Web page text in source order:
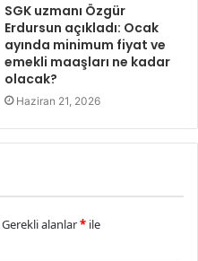
SGK uzmanı Özgür
Erdursun açıkladı: Ocak
ayında minimum fiyat ve
emekli maaşları ne kadar
olacak?
Haziran 21, 2026
Gerekli alanlar* ile